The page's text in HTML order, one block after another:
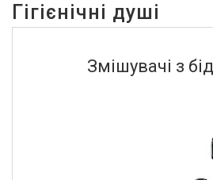
Гігієнічні душі
Змішувачі з